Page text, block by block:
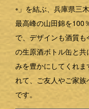
※ 」を結ぶ、兵庫県三
最高峰の山田錦を100
で、デザインも酒質
の生原酒ボトル缶と
みを豊かにしてくれ
れて、ご友人やご家
です。